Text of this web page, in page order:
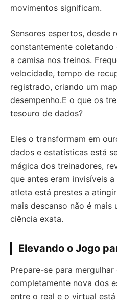
movimentos significam.
Sensores espertos, desde
constantemente
a camisa nos treinos.
velocidade, tempo de
registrado, criando um
desempenho.E o que os
tesouro de dados?
Eles o transformam em
dados e estatísticas está
mágica dos treinadores,
que antes eram invisíveis
atleta está prestes a
mais descanso não é mais
ciência exata.
Elevando o Jogo
Prepare-se para mergulhar
completamente nova dos
entre o real e o virtual